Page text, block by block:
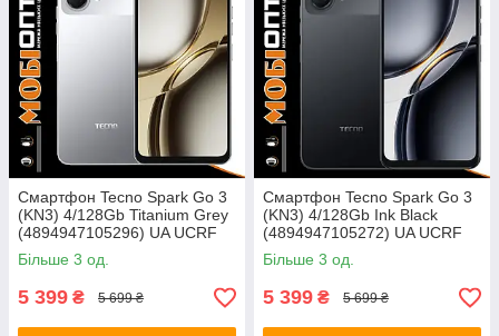
Смартфон Tecno Spark Go 3
(KN3) 4/128Gb Titanium Grey
(4894947105296) UA UCRF
Більше 3 од.
5 399 ₴ 5 699 ₴
Смартфон Tecno Spark Go 3
(KN3) 4/128Gb Ink Black
(4894947105272) UA UCRF
Більше 3 од.
5 399 ₴ 5 699 ₴